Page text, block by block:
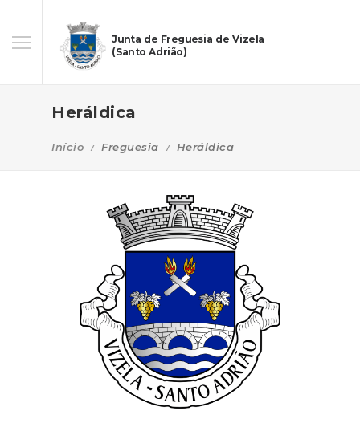
Junta de Freguesia de Vizela
(Santo Adrião)
Heráldica
Início Freguesia Heráldica